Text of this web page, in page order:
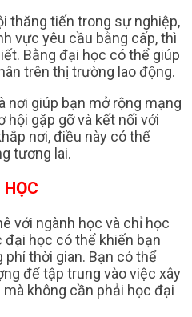
thăng tiến trong sự nghiệp,
vực yêu cầu bằng cấp, thì
Bằng đại học có thể giúp
trên thị trường lao động.
nơi giúp bạn mở rộng mạng
hội gặp gỡ và kết nối với
nơi, điều này có thể
tương lai.
với ngành học và chỉ học
học có thể khiến bạn
thời gian. Bạn có thể
để tập trung vào việc xây
không cần phải học đại